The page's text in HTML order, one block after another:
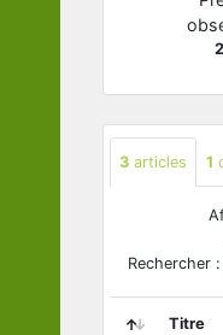
3 articles 1
Rechercher :
Titre